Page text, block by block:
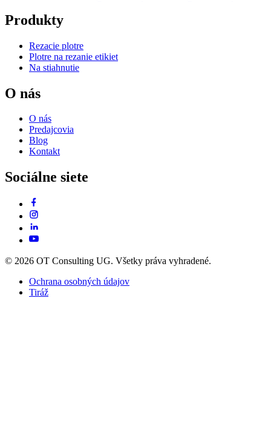
Produkty
Rezacie plotre
Plotre na rezanie etikiet
Na stiahnutie
O nás
O nás
Predajcovia
Blog
Kontakt
Sociálne siete
© 2026 OT Consulting UG. Všetky práva vyhradené.
Ochrana osobných údajov
Tiráž